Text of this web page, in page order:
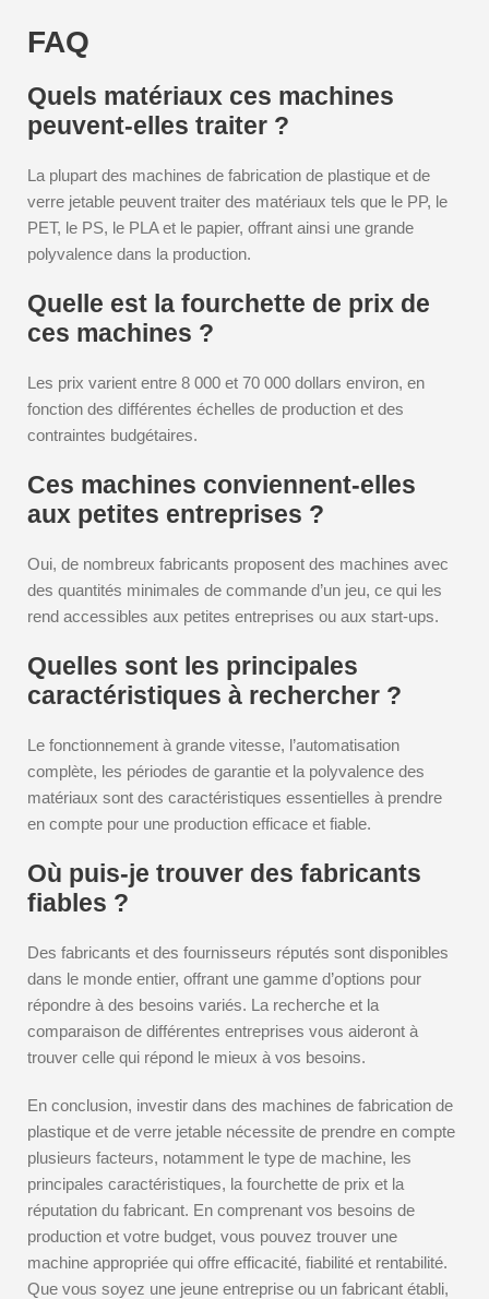
FAQ
Quels matériaux ces machines
peuvent-elles traiter ?
La plupart des machines de fabrication de plastique et de
verre jetable peuvent traiter des matériaux tels que le PP, le
PET, le PS, le PLA et le papier, offrant ainsi une grande
polyvalence dans la production.
Quelle est la fourchette de prix de
ces machines ?
Les prix varient entre 8 000 et 70 000 dollars environ, en
fonction des différentes échelles de production et des
contraintes budgétaires.
Ces machines conviennent-elles
aux petites entreprises ?
Oui, de nombreux fabricants proposent des machines avec
des quantités minimales de commande d’un jeu, ce qui les
rend accessibles aux petites entreprises ou aux start-ups.
Quelles sont les principales
caractéristiques à rechercher ?
Le fonctionnement à grande vitesse, l’automatisation
complète, les périodes de garantie et la polyvalence des
matériaux sont des caractéristiques essentielles à prendre
en compte pour une production efficace et fiable.
Où puis-je trouver des fabricants
fiables ?
Des fabricants et des fournisseurs réputés sont disponibles
dans le monde entier, offrant une gamme d’options pour
répondre à des besoins variés. La recherche et la
comparaison de différentes entreprises vous aideront à
trouver celle qui répond le mieux à vos besoins.
En conclusion, investir dans des machines de fabrication de
plastique et de verre jetable nécessite de prendre en compte
plusieurs facteurs, notamment le type de machine, les
principales caractéristiques, la fourchette de prix et la
réputation du fabricant. En comprenant vos besoins de
production et votre budget, vous pouvez trouver une
machine appropriée qui offre efficacité, fiabilité et rentabilité.
Que vous soyez une jeune entreprise ou un fabricant établi,